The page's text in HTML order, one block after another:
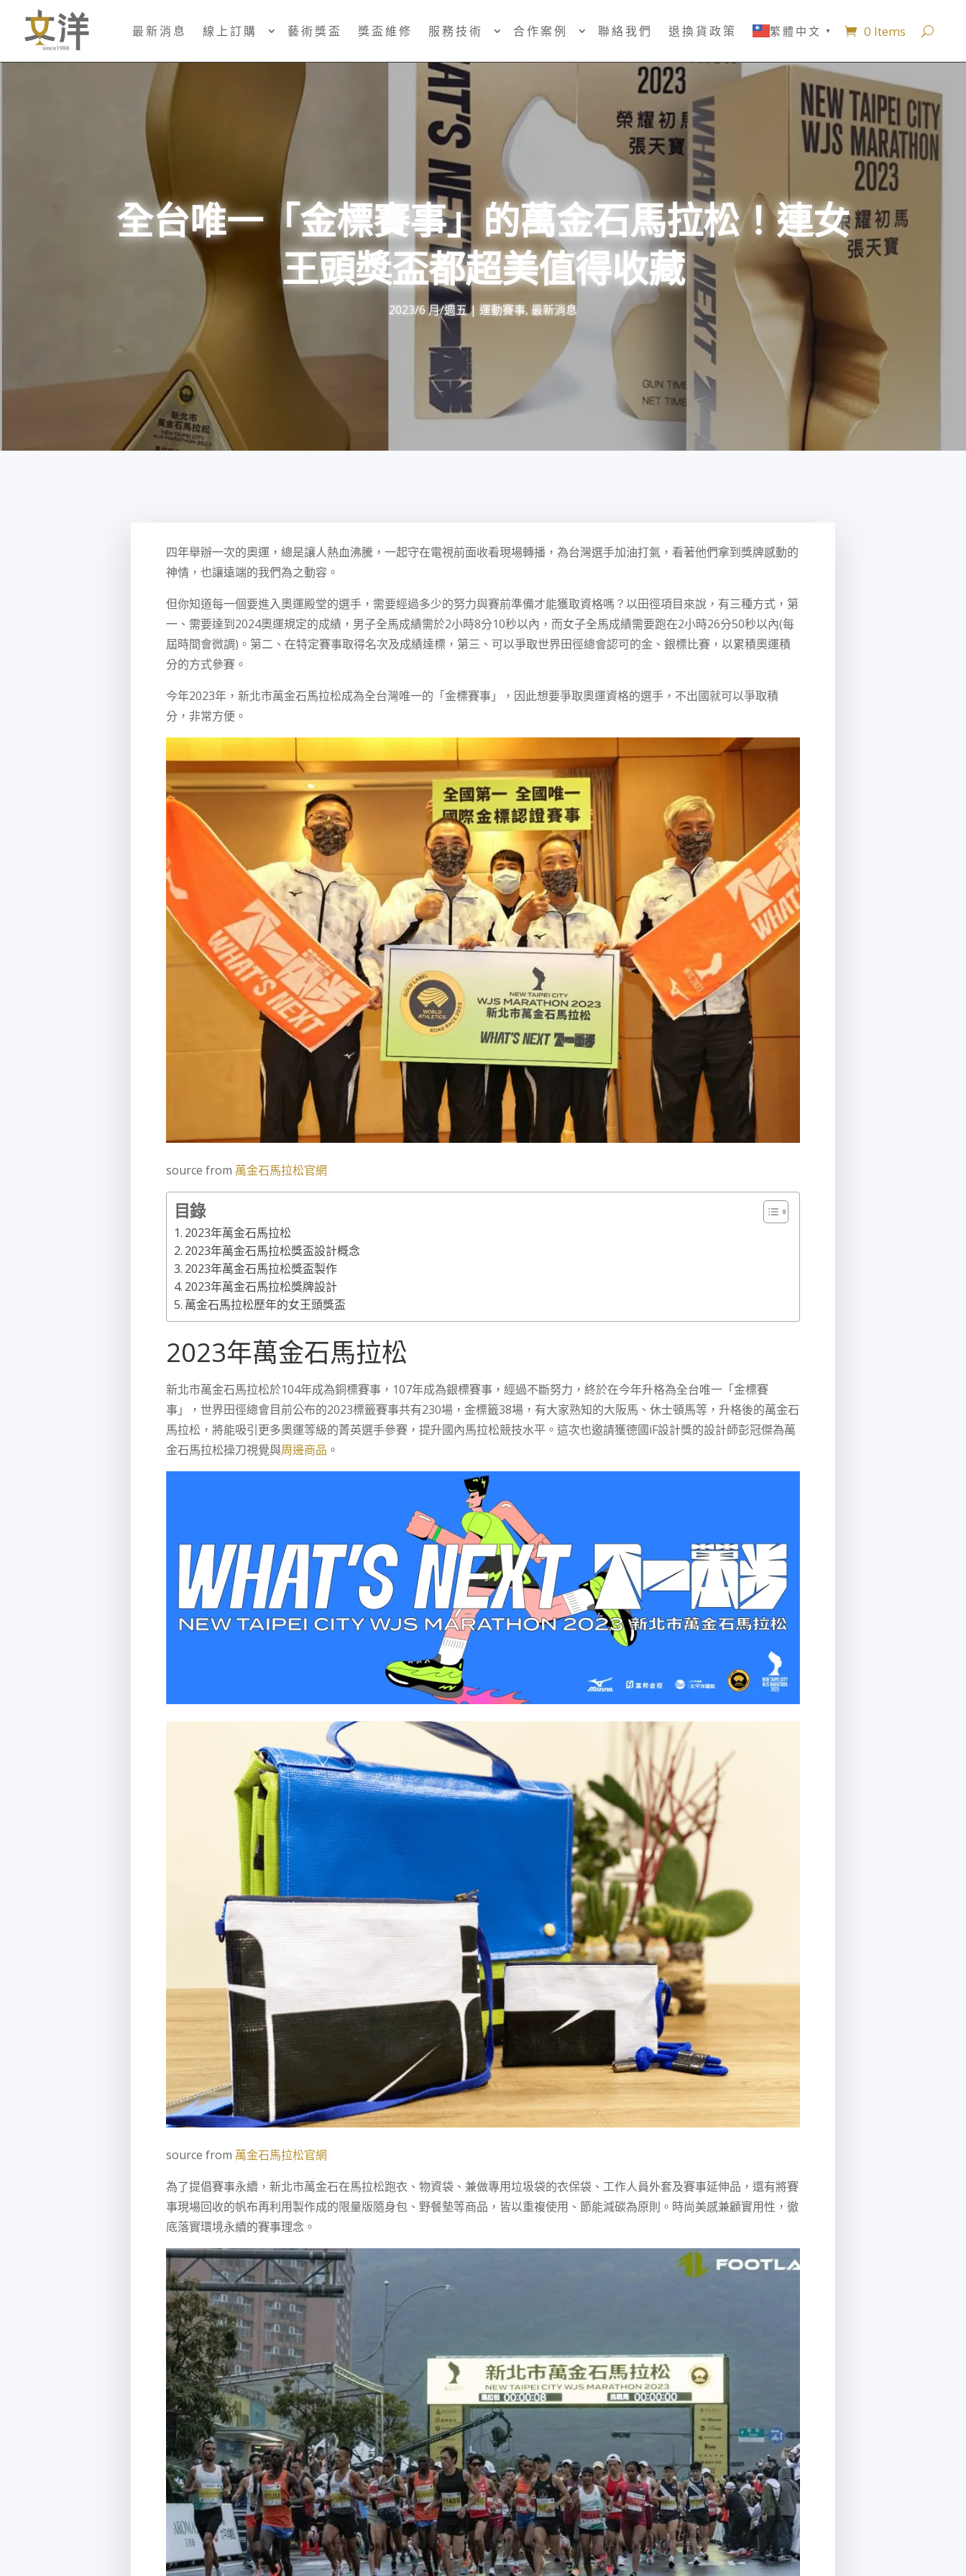
最新消息 線上訂購 藝術獎盃 獎盃維修 服務技術 合作案例 聯絡我們 退換貨政策 繁體中文 ▼ 0 Items
全台唯一「金標賽事」的萬金石馬拉松！連女
王頭獎盃都超美值得收藏
2023/6 月/週五| 運動賽事, 最新消息
四年舉辦一次的奧運，總是讓人熱血沸騰，一起守在電視前面收看現場轉播，為台灣選手加油打氣，看著他們拿到獎牌感動的
神情，也讓遠端的我們為之動容。
但你知道每一個要進入奧運殿堂的選手，需要經過多少的努力與賽前準備才能獲取資格嗎？以田徑項目來說，有三種方式，第
一、需要達到2024奧運規定的成績，男子全馬成績需於2小時8分10秒以內，而女子全馬成績需要跑在2小時26分50秒以內(每
屆時間會微調)。第二、在特定賽事取得名次及成績達標，第三、可以爭取世界田徑總會認可的金、銀標比賽，以累積奧運積
分的方式參賽。
今年2023年， 新北市萬金石馬拉松成為全台灣唯一的「金標賽事」，因此想要爭取奧運資格的選手，不出國就可以爭取積
分，非常方便。
source from 萬金石馬拉松官網
目錄
2023年萬金石馬拉松
2023年萬金石馬拉松獎盃設計概念
2023年萬金石馬拉松獎盃製作
2023年萬金石馬拉松獎牌設計
萬金石馬拉松歷年的女王頭獎盃
2023年萬金石馬拉松
新北市萬金石馬拉松於104年成為銅標賽事，107年成為銀標賽事，經過不斷努力，終於在今年升格為全台唯一「金標賽
事」，世界田徑總會目前公布的2023標籤賽事共有230場，金標籤38場，有大家熟知的大阪馬、休士頓馬等，升格後的萬金石
馬拉松，將能吸引更多奧運等級的菁英選手參賽，提升國內馬拉松競技水平。這次也邀請獲德國iF設計獎的設計師彭冠傑為萬
金石馬拉松操刀視覺與周邊商品 。
source from 萬金石馬拉松官網
為了提倡賽事永續，新北市萬金石在馬拉松跑衣、物資袋、兼做專用垃圾袋的衣保袋、工作人員外套及賽事延伸品，還有將賽
事現場回收的帆布再利用製作成的限量版隨身包、野餐墊等商品，皆以重複使用、節能減碳為原則。時尚美感兼顧實用性，徹
底落實環境永續的賽事理念。